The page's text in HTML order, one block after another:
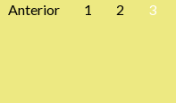
Anterior 1 2 3